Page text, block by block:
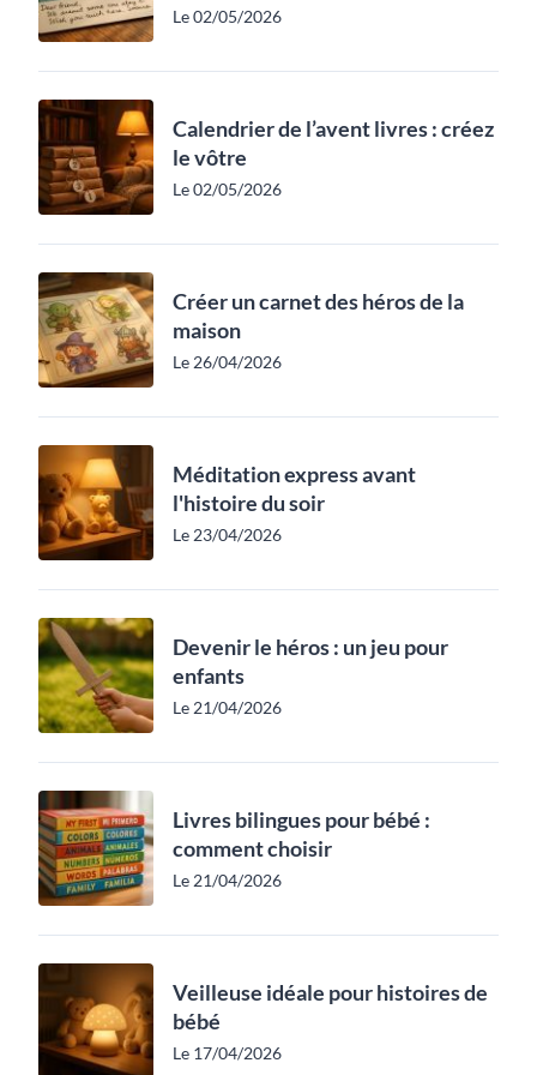
Le 02/05/2026
Calendrier de l’avent livres : créez
le vôtre
Le 02/05/2026
Créer un carnet des héros de la
maison
Le 26/04/2026
Méditation express avant
l'histoire du soir
Le 23/04/2026
Devenir le héros : un jeu pour
enfants
Le 21/04/2026
Livres bilingues pour bébé :
comment choisir
Le 21/04/2026
Veilleuse idéale pour histoires de
bébé
Le 17/04/2026